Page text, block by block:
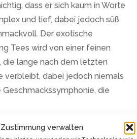
verwalten
dass er sich kaum in Worte
und tief, dabei jedoch süß
Der exotische
Tees wird von einer feinen
lange nach dem letzten
verbleibt, dabei jedoch niemals
Geschmackssymphonie, die
Tees wird kein Aufwand